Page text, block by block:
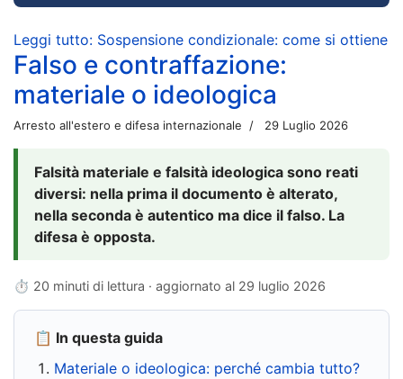
Leggi tutto: Sospensione condizionale: come si ottiene
Falso e contraffazione:
materiale o ideologica
Arresto all'estero e difesa internazionale 29 Luglio 2026
Falsità materiale e falsità ideologica sono reati
diversi: nella prima il documento è alterato,
nella seconda è autentico ma dice il falso. La
difesa è opposta.
⏱ 20 minuti di lettura · aggiornato al 29 luglio 2026
📋 In questa guida
Materiale o ideologica: perché cambia tutto?